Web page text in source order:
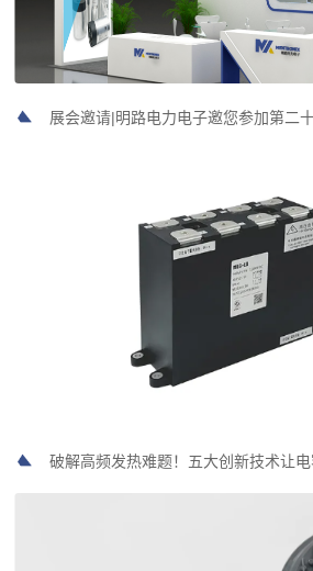
展会邀请|明路电力电子邀您参加第二十一届中国国际煤
破解高频发热难题！五大创新技术让